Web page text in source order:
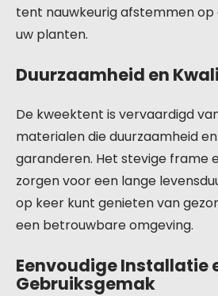
tent nauwkeurig afstemmen
uw planten.
Duurzaamheid en
De kweektent is vervaardigd
materialen die duurzaamheid
garanderen. Het stevige frame
zorgen voor een lange
op keer kunt genieten van
een betrouwbare omgeving.
Eenvoudige Installatie
Gebruiksgemak